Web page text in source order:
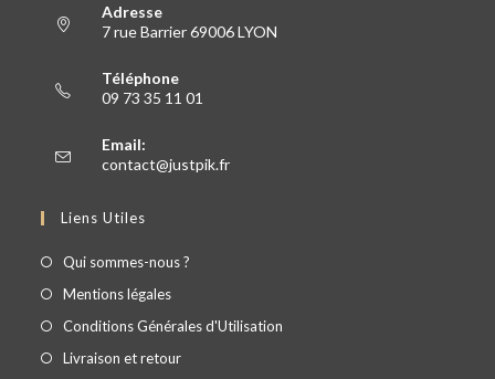
Adresse
7 rue Barrier 69006 LYON
Téléphone
09 73 35 11 01
Email:
contact@justpik.fr
Liens Utiles
Qui sommes-nous ?
Mentions légales
Conditions Générales d'Utilisation
Livraison et retour